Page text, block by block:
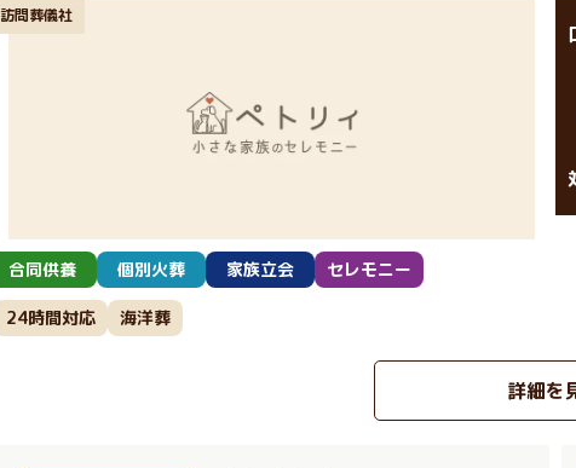
訪問葬儀社
合同供養 個別火葬 家族立会 セレモニー
24時間対応 海洋葬
詳細を